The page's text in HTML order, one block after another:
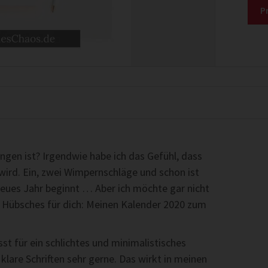
ist? Irgendwie habe ich das Gefühl, dass
Ein, zwei Wimpernschläge und schon ist
Jahr beginnt … Aber ich möchte gar nicht
für dich: Meinen Kalender 2020 zum
für ein schlichtes und minimalistisches
Schriften sehr gerne. Das wirkt in meinen